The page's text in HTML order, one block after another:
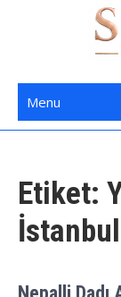
Seymen
Menu
Etiket:
İstanbul